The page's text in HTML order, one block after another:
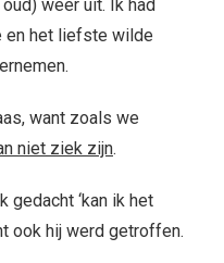
weer uit. Ik had
en het liefste wilde
want zoals we
niet ziek zijn.
gedacht ‘kan ik het
ook hij werd getroffen.